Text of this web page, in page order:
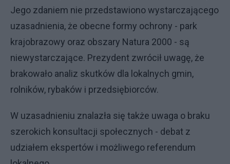
Jego zdaniem nie przedstawiono wystarczającego
uzasadnienia, że obecne formy ochrony - park
krajobrazowy oraz obszary Natura 2000 - są
niewystarczające. Prezydent zwrócił uwagę, że
brakowało analiz skutków dla lokalnych gmin,
rolników, rybaków i przedsiębiorców.
W uzasadnieniu znalazła się także uwaga o braku
szerokich konsultacji społecznych - debat z
udziałem ekspertów i możliwego referendum